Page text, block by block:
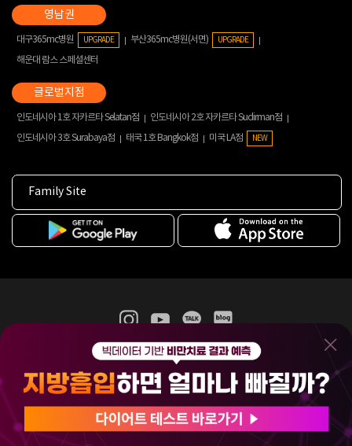
대구365mc병원 UPGRADE 부산365mc병원(서면) UPGRADE
해운대 람스 스페셜센터
인도네시아 1호 자카르타 Selatan점
인도네시아 2호 자카르타 Sudirman점
인도네시아 3호 Surabaya점
태국 1호 Bangkok점 미국 LA점 NEW
Family Site
365mc 병·의원 이용약관
홈페이지 이용약관
비급여진료수가
(주)365mcㅣ서울특별시 서초구 서초대로52길 7, 3~4층(서초동, 제일빌딩)
120-87-04354ㅣ김남철
COPYRIGHT(C) 2025 365mc. ALL RIGHTS RESERVED.